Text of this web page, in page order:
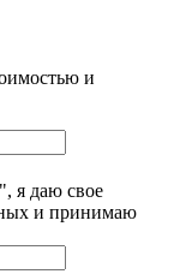
и
я даю свое
и принимаю